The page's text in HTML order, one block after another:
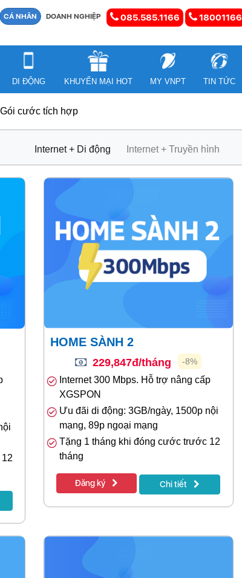
CÁ NHÂN DOANH NGHIỆP 085.585.1166 18001166
DI ĐỘNG KHUYẾN MẠI HOT MY VNPT TIN TỨC
Gói cước tích hợp
Internet + Di động Internet + Truyền hình
HOME SÀNH 2
229,847đ/tháng -8%
Internet 300 Mbps. Hỗ trợ nâng cấp
XGSPON
Ưu đãi di động: 3GB/ngày, 1500p nội
mạng, 89p ngoại mạng
Tặng 1 tháng khi đóng cước trước 12
tháng
Đăng ký Chi tiết